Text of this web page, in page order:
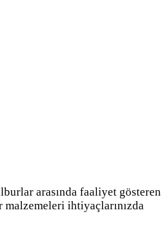
arasında faaliyet gösteren
malzemeleri ihtiyaçlarınızda